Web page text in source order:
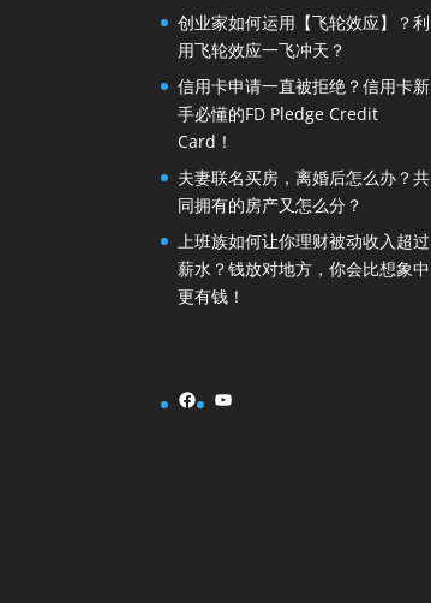
创业家如何运用【飞轮效应】？利
用飞轮效应一飞冲天？
信用卡申请一直被拒绝？信用卡新
手必懂的FD Pledge Credit
Card！
夫妻联名买房，离婚后怎么办？共
同拥有的房产又怎么分？
上班族如何让你理财被动收入超过
薪水？钱放对地方，你会比想象中
更有钱！
Facebook
YouTube